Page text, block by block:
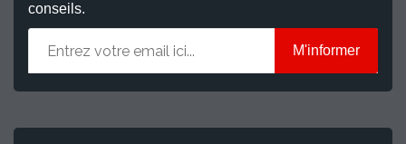
conseils.
M'informer